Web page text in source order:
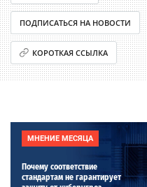
ПОДПИСАТЬСЯ НА НОВОСТИ
КОРОТКАЯ ССЫЛКА
МНЕНИЕ МЕСЯЦА
Почему соответствие
стандартам не гарантирует